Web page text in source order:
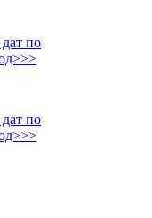
по
по